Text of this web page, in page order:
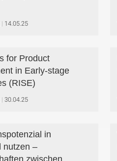
14.05.25
for Product
in Early-stage
(RISE)
30.04.25
in
nutzen –
zwischen